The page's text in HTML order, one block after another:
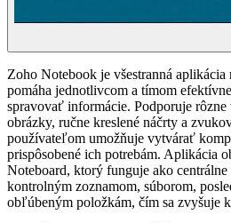
Zoho Notebook je všestranná aplikácia
pomáha jednotlivcom a tímom
spravovať informácie. Podporuje rôzne
obrázky, ručne kreslené náčrty a
používateľom umožňuje vytvárať
prispôsobené ich potrebám. Aplikácia
Noteboard, ktorý funguje ako
kontrolným zoznamom, súborom,
obľúbeným položkám, čím sa zvyšuje